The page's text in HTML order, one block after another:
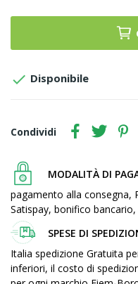
 Disponibile
Condividi
MODALITÀ DI
pagamento alla consegna,
Satispay, bonifico
SPESE DI
Italia spedizione Gratuita
inferiori, il costo di